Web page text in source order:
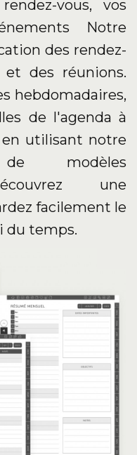
vous, vos
Notre
des rendez-
et des réunions.
hebdomadaires,
de l'agenda à
en utilisant notre
modèles
une
facilement le
du temps.